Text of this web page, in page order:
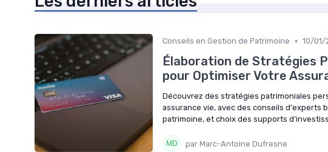
Conseils en Gestion de Patrimoine • 10/01/
Élaboration de Stratégies
pour Optimiser Votre
Découvrez des stratégies patrimoniales
assurance vie, avec des conseils d'experts
patrimoine, et choix des supports
par Marc-Antoine Dufresne